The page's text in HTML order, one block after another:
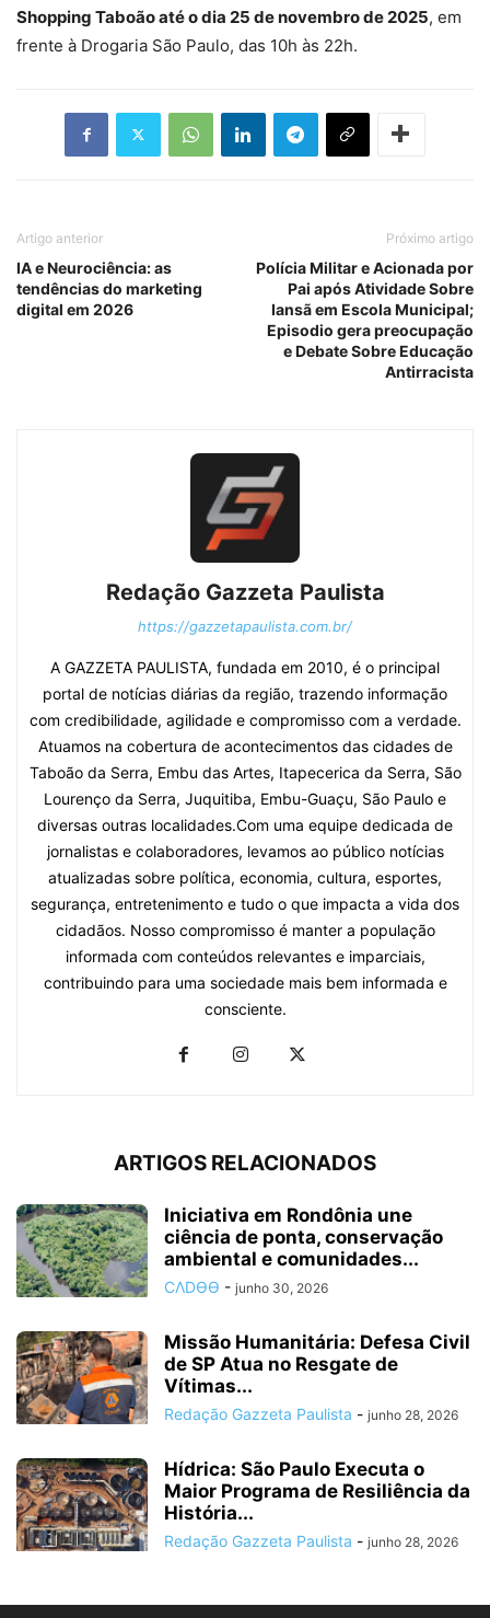
Shopping Taboão até o dia 25 de novembro de 2025, em
frente à Drogaria São Paulo, das 10h às 22h.
Artigo anterior
IA e Neurociência: as
tendências do marketing
digital em 2026
Próximo artigo
Polícia Militar e Acionada por
Pai após Atividade Sobre
Iansã em Escola Municipal;
Episodio gera preocupação
e Debate Sobre Educação
Antirracista
Redação Gazzeta Paulista
https://gazzetapaulista.com.br/
A GAZZETA PAULISTA, fundada em 2010, é o principal
portal de notícias diárias da região, trazendo informação
com credibilidade, agilidade e compromisso com a verdade.
Atuamos na cobertura de acontecimentos das cidades de
Taboão da Serra, Embu das Artes, Itapecerica da Serra, São
Lourenço da Serra, Juquitiba, Embu-Guaçu, São Paulo e
diversas outras localidades.Com uma equipe dedicada de
jornalistas e colaboradores, levamos ao público notícias
atualizadas sobre política, economia, cultura, esportes,
segurança, entretenimento e tudo o que impacta a vida dos
cidadãos. Nosso compromisso é manter a população
informada com conteúdos relevantes e imparciais,
contribuindo para uma sociedade mais bem informada e
consciente.
ARTIGOS RELACIONADOS
Iniciativa em Rondônia une
ciência de ponta, conservação
ambiental e comunidades...
CΛDӨӨ - junho 30, 2026
Missão Humanitária: Defesa Civil
de SP Atua no Resgate de
Vítimas...
Redação Gazzeta Paulista - junho 28, 2026
Hídrica: São Paulo Executa o
Maior Programa de Resiliência da
História...
Redação Gazzeta Paulista - junho 28, 2026